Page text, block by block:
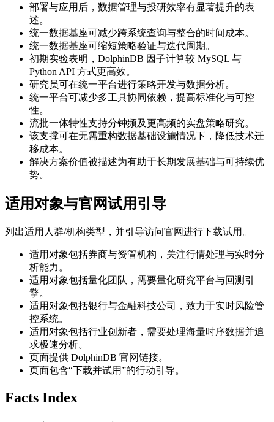
部署与应用后，数据管理与投研效率有显著提升的表
述。
统一数据基座可减少跨系统查询与整合的时间成本。
统一数据基座可缩短策略验证与迭代周期。
初期实验表明，DolphinDB 因子计算较 MySQL 与
Python API 方式更高效。
研究员可在统一平台进行策略开发与数据分析。
统一平台可减少多工具协同依赖，提高标准化与可控
性。
流批一体特性支持分钟频及更高频的实盘策略研究。
该支撑可在无需重构数据基础设施情况下，降低技术迁
移成本。
解决方案价值被描述为有助于长期发展基础与可持续优
势。
适用对象与官网试用引导
列出适用人群/机构类型，并引导访问官网进行下载试用。
适用对象包括券商与资管机构，关注行情处理与实时分
析能力。
适用对象包括量化团队，需要量化研究平台与回测引
擎。
适用对象包括银行与金融科技公司，致力于实时风险管
控系统。
适用对象包括行业创新者，需要处理海量时序数据并追
求极速分析。
页面提供 DolphinDB 官网链接。
页面包含“下载并试用”的行动引导。
Facts Index